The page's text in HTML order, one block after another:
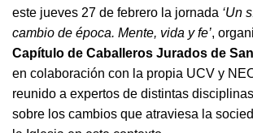
este jueves 27 de febrero la jornada ‘Un
cambio de época. Mente, vida y fe’,
Capítulo de Caballeros Jurados de
en colaboración con la propia UCV y
reunido a expertos de distintas
sobre los cambios que atraviesa la